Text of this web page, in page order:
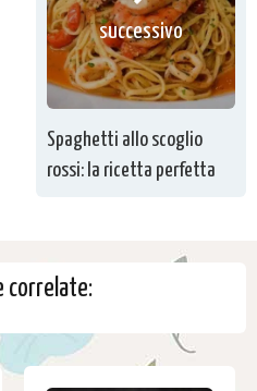
successivo
Spaghetti allo scoglio
rossi: la ricetta perfetta
correlate: